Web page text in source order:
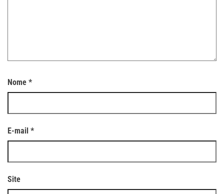
Nome *
E-mail *
Site